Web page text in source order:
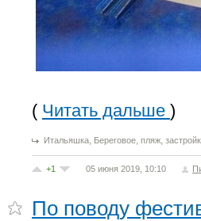
( Читать дальше )
Итальяшка, Береговое, пляж,
+1 05 июня 2019, 10:10
По поводу